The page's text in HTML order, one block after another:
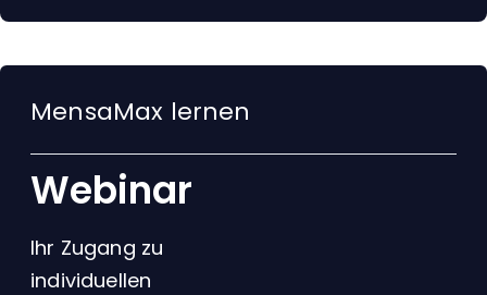
MensaMax lernen
Webinar
Ihr Zugang zu
individuellen